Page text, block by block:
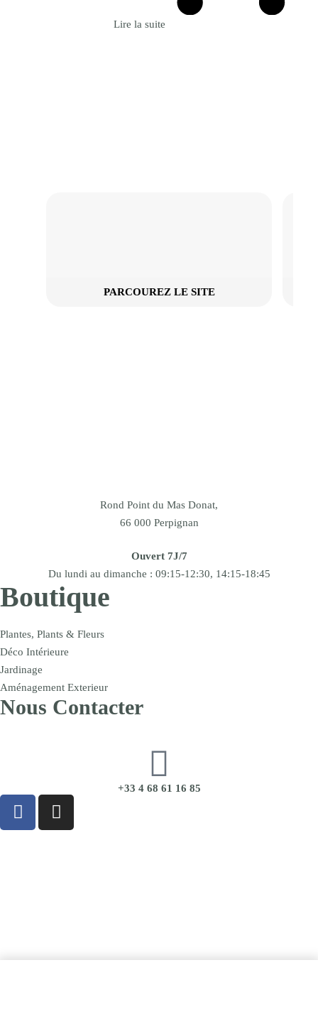
Lire la suite
PARCOUREZ LE SITE
Rond Point du Mas Donat,
66 000 Perpignan
Ouvert 7J/7
Du lundi au dimanche : 09:15-12:30, 14:15-18:45
Boutique
Plantes, Plants & Fleurs
Déco Intérieure
Jardinage
Aménagement Exterieur
Nous Contacter
+33 4 68 61 16 85